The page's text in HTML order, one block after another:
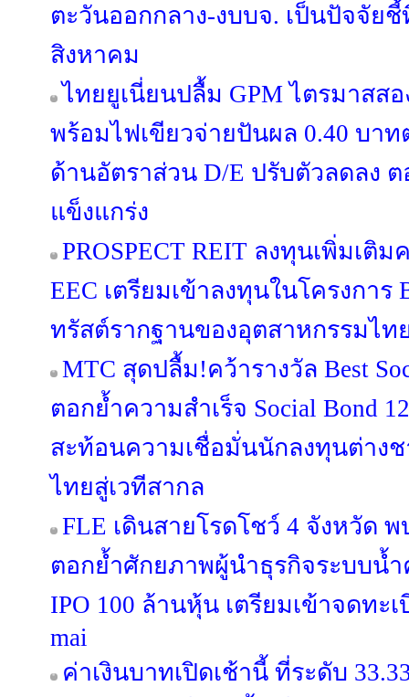
ตะวันออกกลาง-งบบจ. เป็นปัจจัย
สิงหาคม
ไทยยูเนี่ยนปลื้ม GPM ไตรมาสส
พร้อมไฟเขียวจ่ายปันผล 0.40 บา
ด้านอัตราส่วน D/E ปรับตัวลดลง ต
แข็งแกร่ง
PROSPECT REIT ลงทุนเพิ่มเติ
EEC เตรียมเข้าลงทุนในโครงการ
ทรัสต์รากฐานของอุตสาหกรรมไท
MTC สุดปลื้ม!คว้ารางวัล Best
ตอกย้ำความสำเร็จ Social Bond
สะท้อนความเชื่อมั่นนักลงทุนต่าง
ไทยสู่เวทีสากล
FLE เดินสายโรดโชว์ 4 จังหวัด
ตอกย้ำศักยภาพผู้นำธุรกิจระบบน้
IPO 100 ล้านหุ้น เตรียมเข้าจดท
mai
ค่าเงินบาทเปิดเช้านี้ ที่ระดับ